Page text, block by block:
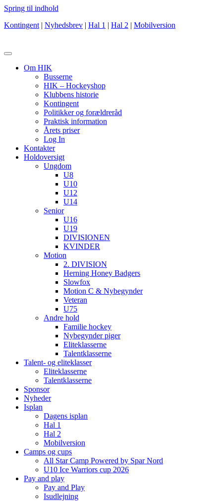
Spring til indhold
Kontingent | Nyhedsbrev | Hal 1 | Hal 2 | Mobilversion
Om HIK
Busserne
HIK – Hockeyshop
Klubbens historie
Kontingent
Politikker og forældreråd
Praktisk information
Årets priser
Log In
Kontakter
Holdoversigt
Ungdom
U8
U10
U12
U14
Senior
U16
U19
DIVISIONEN
KVINDER
Motion
2. DIVISION
Herning Honey Badgers
Slowfox
Motion C & Nybegynder
Veteran
U75
Andre hold
Familie hockey
Nybegynder piger
Eliteklasserne
Talentklasserne
Talent- og eliteklasser
Eliteklasserne
Talentklasserne
Sponsor
Nyheder
Isplan
Dagens isplan
Hal 1
Hal 2
Mobilversion
Camps og cups
All Star Camp Powered by Spar Nord
U10 Ice Warriors cup 2026
Pay and play
Pay and Play
Isudlejning